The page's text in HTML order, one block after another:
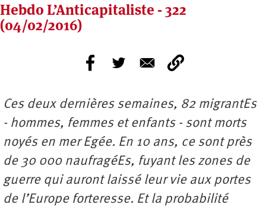
Hebdo L’Anticapitaliste - 322
(04/02/2016)
Ces deux dernières semaines, 82 migrantEs
- hommes, femmes et enfants - sont morts
noyés en mer Egée. En 10 ans, ce sont près
de 30 000 naufragéEs, fuyant les zones de
guerre qui auront laissé leur vie aux portes
de l’Europe forteresse. Et la probabilité